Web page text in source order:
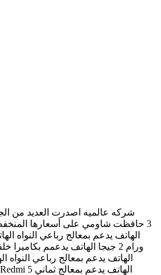
3 حافظت شاومي على أسعارها